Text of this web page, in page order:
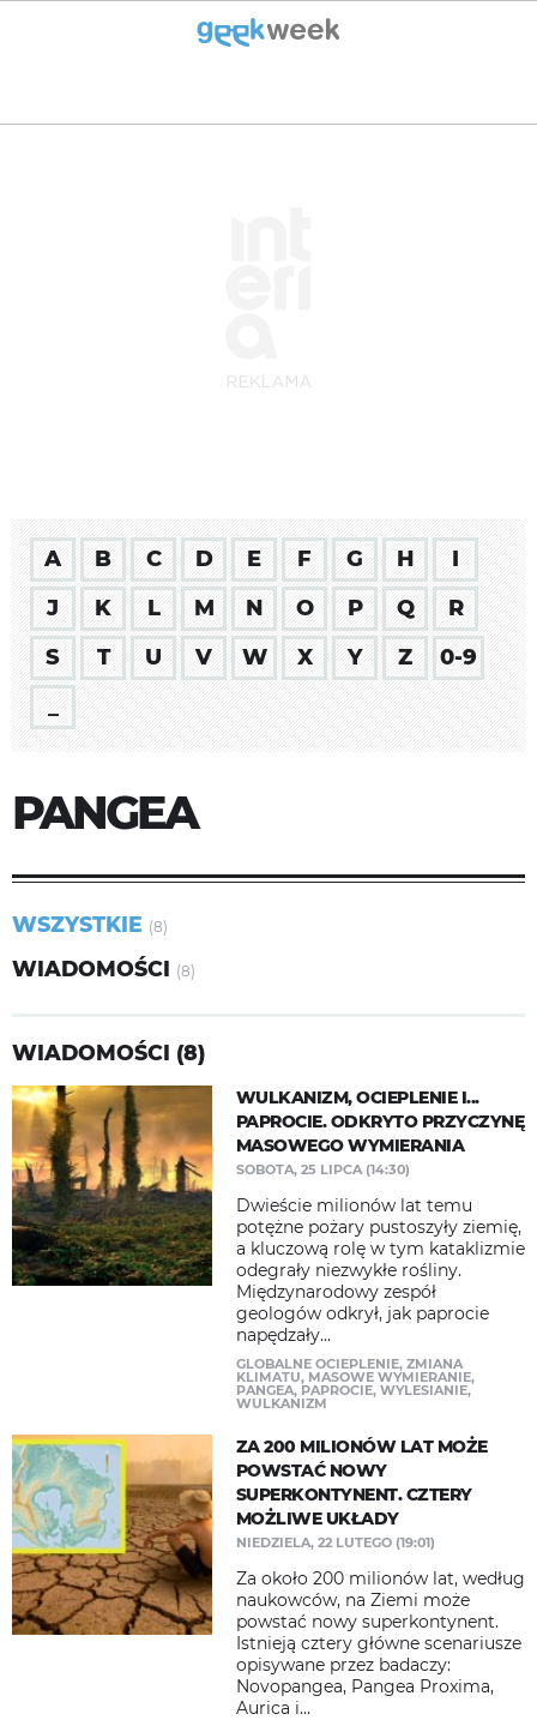
A B C D E F G H
I
J
K L M N O P Q
R
S
T U V W X Y Z
0-9
PANGEA
WSZYSTKIE (8)
WIADOMOŚCI (8)
WIADOMOŚCI (8)
WULKANIZM, OCIEPLENIE I...
PAPROCIE. ODKRYTO PRZYCZYNĘ
MASOWEGO WYMIERANIA
SOBOTA, 25 LIPCA (14:30)
Dwieście milionów lat temu
potężne pożary pustoszyły ziemię,
a kluczową rolę w tym kataklizmie
odegrały niezwykłe rośliny.
Międzynarodowy zespół
geologów odkrył, jak paprocie
napędzały...
GLOBALNE OCIEPLENIE, ZMIANA
KLIMATU, MASOWE WYMIERANIE,
PANGEA, PAPROCIE, WYLESIANIE,
WULKANIZM
ZA 200 MILIONÓW LAT MOŻE
POWSTAĆ NOWY
SUPERKONTYNENT. CZTERY
MOŻLIWE UKŁADY
NIEDZIELA, 22 LUTEGO (19:01)
Za około 200 milionów lat, według
naukowców, na Ziemi może
powstać nowy superkontynent.
Istnieją cztery główne scenariusze
opisywane przez badaczy:
Novopangea, Pangea Proxima,
Aurica i...